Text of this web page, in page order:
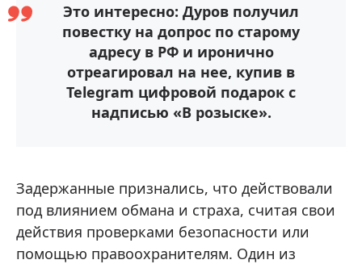
Это интересно: Дуров получил
повестку на допрос по старому
адресу в РФ и иронично
отреагировал на нее, купив в
Telegram цифровой подарок с
надписью «В розыске».
Задержанные признались, что действовали
под влиянием обмана и страха, считая свои
действия проверками безопасности или
помощью правоохранителям. Один из